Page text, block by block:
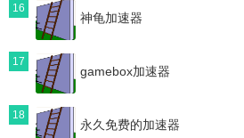
16
神龟加速器
17
gamebox加速器
18
永久免费的加速器